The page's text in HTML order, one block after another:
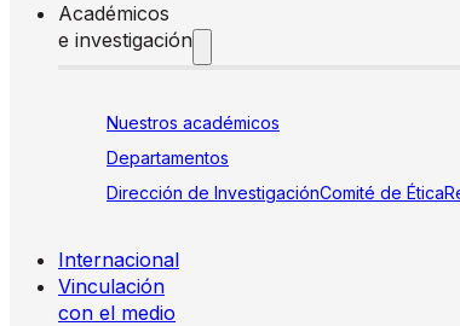
Académicos
e investigación
Nuestros académicos
Departamentos
Dirección de InvestigaciónComité de Ética
Internacional
Vinculación
con el medio